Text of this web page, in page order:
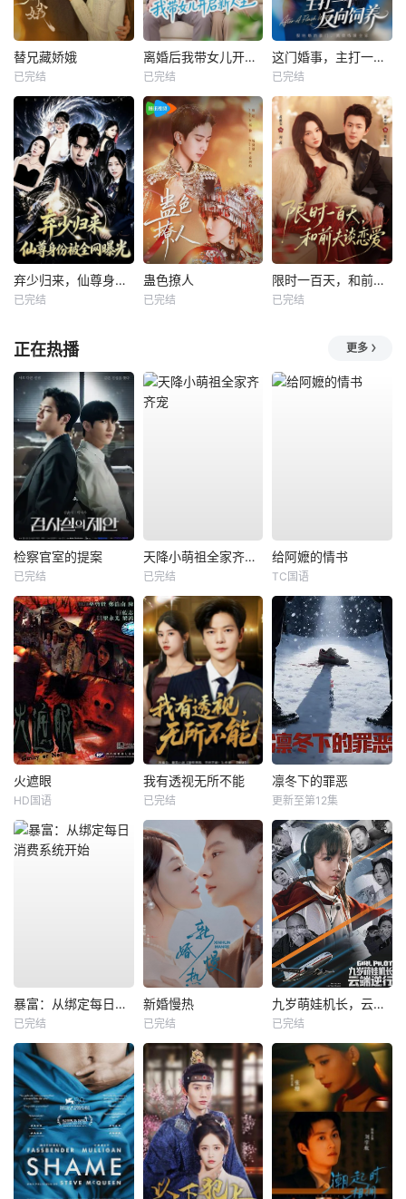
替兄藏娇娥
已完结
离婚后我带女儿开启新人生
已完结
这门婚事，主打一个反向饲养
已完结
弃少归来，仙尊身份被全网曝光
已完结
蛊色撩人
已完结
限时一百天，和前夫谈恋爱
已完结
正在热播 更多
检察官室的提案
已完结
天降小萌祖全家齐齐宠
已完结
给阿嬷的情书
TC国语
火遮眼
HD国语
我有透视无所不能
已完结
凛冬下的罪恶
更新至第12集
暴富：从绑定每日消费系统开始
已完结
新婚慢热
已完结
九岁萌娃机长，云端逆行
已完结